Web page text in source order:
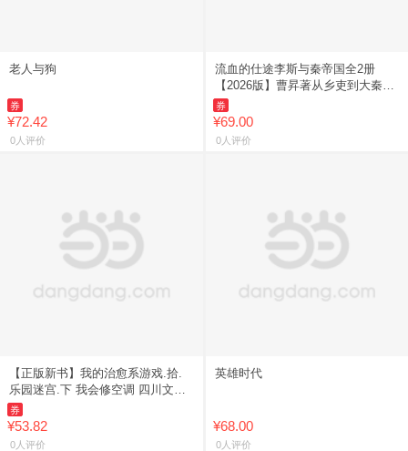
老人与狗
券
¥72.42
0人评价
流血的仕途李斯与秦帝国全2册
【2026版】曹昇著从乡吏到大秦帝
国丞相 讲述李斯的一生孤途 一部
让你轻松读懂权力与人性的经
券
¥69.00
0人评价
【正版新书】我的治愈系游戏.拾.
乐园迷宫.下 我会修空调 四川文艺
出版社 9787541174049
券
¥53.82
0人评价
英雄时代
¥68.00
0人评价